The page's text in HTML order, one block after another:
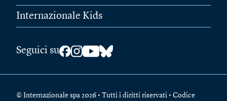
Internazionale Kids
Seguici su
© Internazionale spa 2026 • Tutti i diritti riservati • Codice